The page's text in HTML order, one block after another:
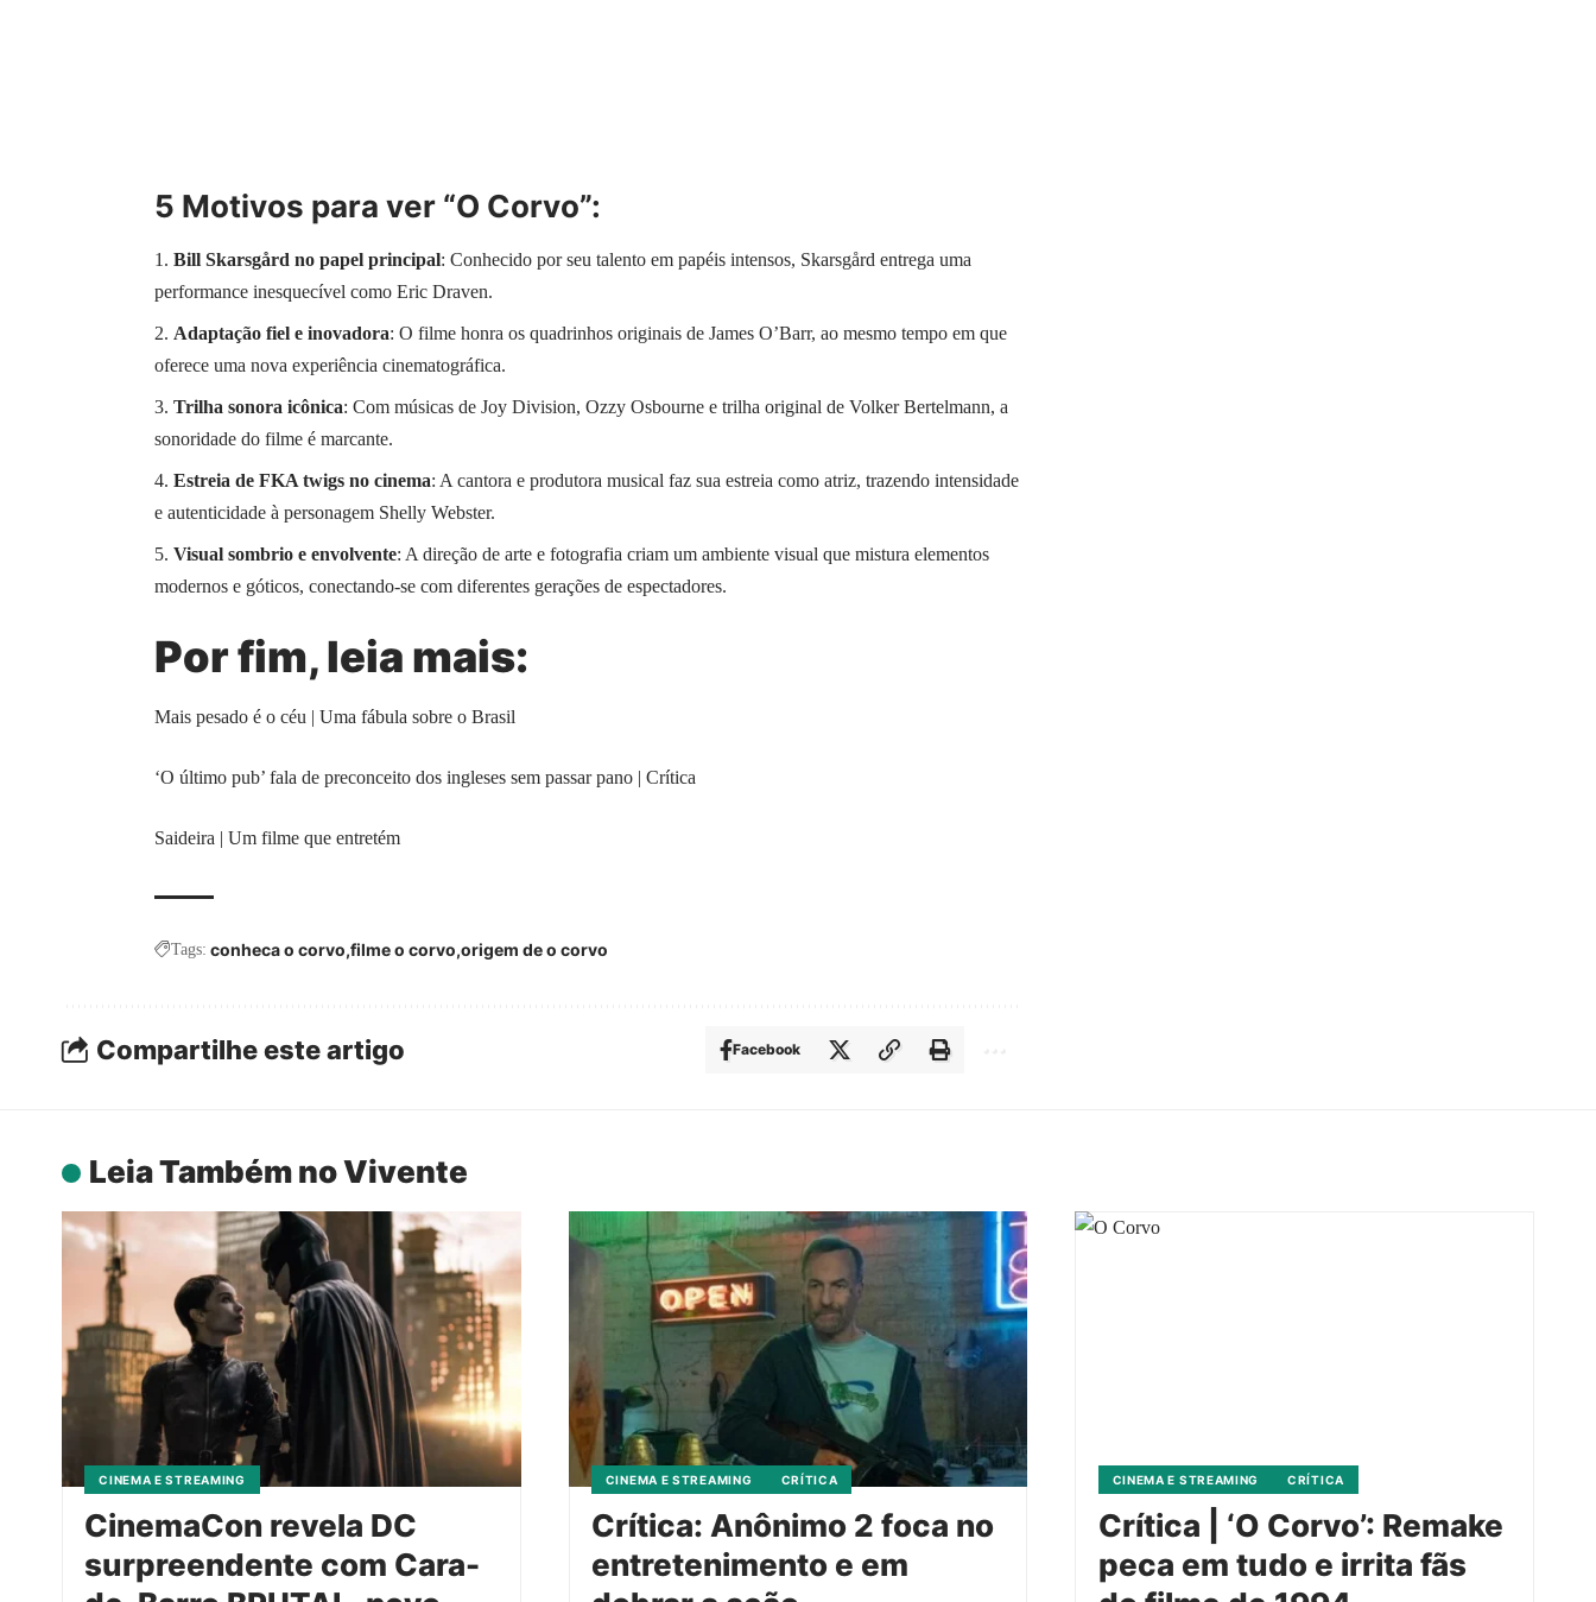
5 Motivos para ver “O Corvo”:
Bill Skarsgård no papel principal: Conhecido por seu talento em papéis intensos, Skarsgård entrega uma
performance inesquecível como Eric Draven.
Adaptação fiel e inovadora: O filme honra os quadrinhos originais de James O’Barr, ao mesmo tempo em que
oferece uma nova experiência cinematográfica.
Trilha sonora icônica: Com músicas de Joy Division, Ozzy Osbourne e trilha original de Volker Bertelmann, a
sonoridade do filme é marcante.
Estreia de FKA twigs no cinema: A cantora e produtora musical faz sua estreia como atriz, trazendo intensidade
e autenticidade à personagem Shelly Webster.
Visual sombrio e envolvente: A direção de arte e fotografia criam um ambiente visual que mistura elementos
modernos e góticos, conectando-se com diferentes gerações de espectadores.
Por fim, leia mais:
Mais pesado é o céu | Uma fábula sobre o Brasil
‘O último pub’ fala de preconceito dos ingleses sem passar pano | Crítica
Saideira | Um filme que entretém
Tags: conheca o corvo filme o corvo origem de o corvo
Compartilhe este artigo Facebook
Leia Também no Vivente
CINEMA E STREAMING
CinemaCon revela DC
surpreendente com Cara-
CINEMA E STREAMING CRÍTICA
Crítica: Anônimo 2 foca no
entretenimento e em
CINEMA E STREAMING CRÍTICA
Crítica | ‘O Corvo’: Remake
peca em tudo e irrita fãs